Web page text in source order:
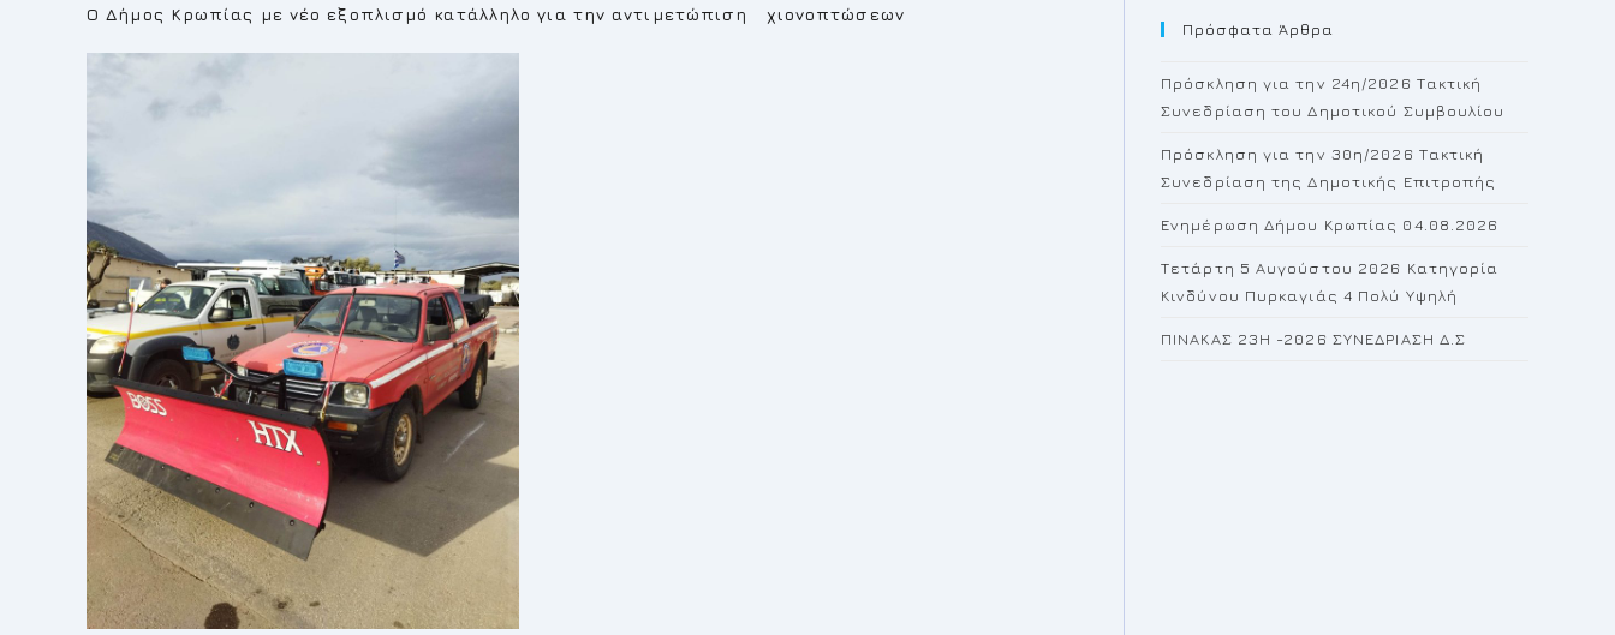
Ο Δήμος Κρωπίας με νέο εξοπλισμό κατάλληλογια την αντιμετώπιση χιονοπτώσεων
Πρόσφατα Άρθρα
Πρόσκληση για την 24η/2026 Τακτική
Συνεδρίαση του Δημοτικού Συμβουλίου
Πρόσκληση για την 30η/2026 Τακτική
Συνεδρίαση της Δημοτικής Επιτροπής
Ενημέρωση Δήμου Κρωπίας 04.08.2026
Τετάρτη 5 Αυγούστου 2026 Κατηγορία
Κινδύνου Πυρκαγιάς 4 Πολύ Υψηλή
ΠΙΝΑΚΑΣ 23H -2026 ΣΥΝΕΔΡΙΑΣΗ Δ.Σ